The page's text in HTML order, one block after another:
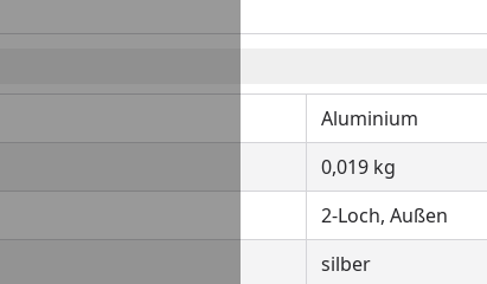
Aluminium
0,019 kg
2-Loch, Außen
silber